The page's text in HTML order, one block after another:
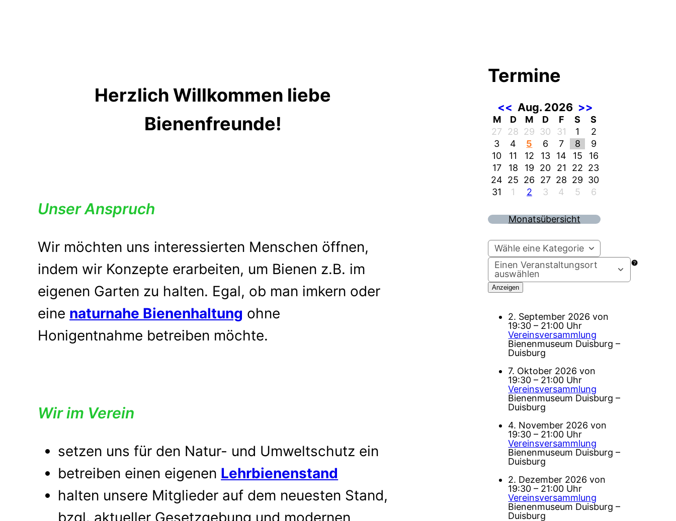
Herzlich Willkommen liebe
Bienenfreunde!
Unser Anspruch
Wir möchten uns interessierten Menschen öffnen,
indem wir Konzepte erarbeiten, um Bienen z.B. im
eigenen Garten zu halten. Egal, ob man imkern oder
eine naturnahe Bienenhaltung ohne
Honigentnahme betreiben möchte.
Wir im Verein
setzen uns für den Natur- und Umweltschutz ein
betreiben einen eigenen Lehrbienenstand
halten unsere Mitglieder auf dem neuesten Stand,
Termine
<< Aug. 2026 >>
M D M D F S
S
27
28 29 30 31 1
2
3
4 5 6 7 8
9
10
11 12 13 14 15
16
17
18 19 20 21 22 23
24 25 26 27 28 29 30
31
1 2 3 4 5 6
Monatsübersicht
Wähle eine Kategorie
Einen Veranstaltungsort
auswählen
2. September 2026 von
19:30 – 21:00 Uhr
Vereinsversammlung
Bienenmuseum Duisburg –
Duisburg
7. Oktober 2026 von
19:30 – 21:00 Uhr
Vereinsversammlung
Bienenmuseum Duisburg –
Duisburg
4. November 2026 von
19:30 – 21:00 Uhr
Vereinsversammlung
Bienenmuseum Duisburg –
Duisburg
2. Dezember 2026 von
19:30 – 21:00 Uhr
Vereinsversammlung
Bienenmuseum Duisburg –
Duisburg